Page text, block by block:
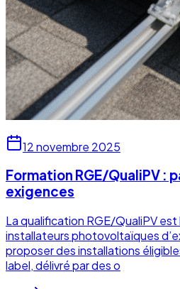
12 novembre 2025
Formation RGE/QualiPV :
exigences
La qualification RGE/QualiPV
installateurs photovoltaïques
proposer des installations
label, délivré par des o